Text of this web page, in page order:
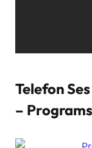
Telefon
–